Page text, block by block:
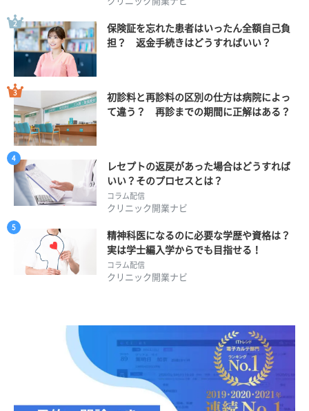
保険証を忘れた患者はいったん全額自己負
担？ 返金手続きはどうすればいい？
初診料と再診料の区別の仕方は病院によっ
て違う？ 再診までの期間に正解はある？
レセプトの返戻があった場合はどうすれば
いい？そのプロセスとは？
コラム配信
クリニック開業ナビ
精神科医になるのに必要な学歴や資格は？
実は学士編入学からでも目指せる！
コラム配信
クリニック開業ナビ